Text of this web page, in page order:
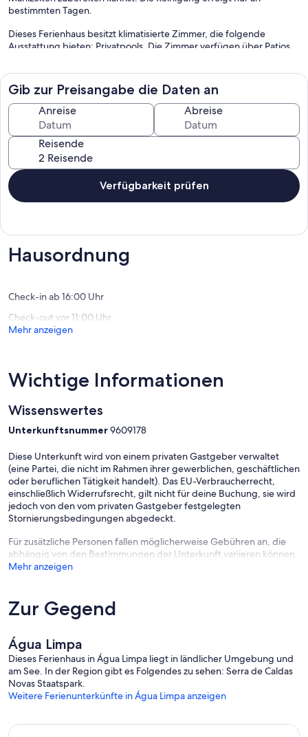
bestimmten Tagen.
Dieses Ferienhaus besitzt klimatisierte Zimmer, die folgende
Ausstattung bieten: Privatpools. Die Zimmer verfügen über Patios.
Mikrowelle und Kochgeschirr/Geschirr/Besteck.
Zur Badausstattung gehört Folgendes: Duschen. Dir steht
kostenloses WLAN mit einer Geschwindigkeit von > 250 MBit/s
(reicht für 3–5 Personen oder bis zu 10 Geräte) zur Verfügung. Der
Reinigungsservice wird nur an bestimmten Tagen angeboten.
Dieses Ferienhaus verfügt über folgendes Angebot: Außenpool.
Gib zur Preisangabe die Daten an
Anreise Abreise
Reisende
Verfügbarkeit prüfen
Hausordnung
Check-in ab 16:00 Uhr
Check-out vor 11:00 Uhr
Mehr anzeigen
Wichtige Informationen
Wissenswertes
Unterkunftsnummer9609178
Diese Unterkunft wird von einem privaten Gastgeber verwaltet
(eine Partei, die nicht im Rahmen ihrer gewerblichen, geschäftlichen
oder beruflichen Tätigkeit handelt). Das EU-Verbraucherrecht,
einschließlich Widerrufsrecht, gilt nicht für deine Buchung, sie wird
jedoch von den vom privaten Gastgeber festgelegten
Stornierungsbedingungen abgedeckt.
Für zusätzliche Personen fallen möglicherweise Gebühren an, die
abhängig von den Bestimmungen der Unterkunft variieren können.
Mehr anzeigen
Zur Gegend
Água Limpa
Dieses Ferienhaus in Água Limpa liegt in ländlicher Umgebung und
am See. In der Region gibt es Folgendes zu sehen: Serra de Caldas
Novas Staatspark.
Weitere Ferienunterkünfte in Água Limpa anzeigen